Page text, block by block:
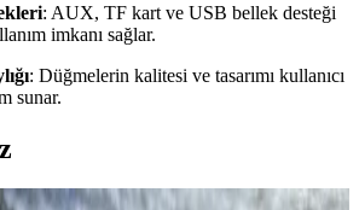
: AUX, TF kart ve USB bellek desteği
imkanı sağlar.
: Düğmelerin kalitesi ve tasarımı kullanıcı
sunar.